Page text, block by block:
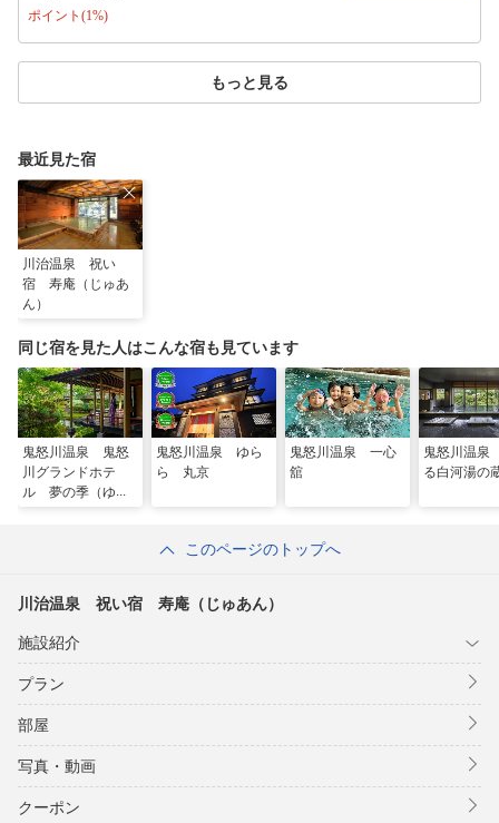
ポイント(1%)
もっと見る
最近見た宿
川治温泉 祝い
宿 寿庵（じゅあ
ん）
同じ宿を見た人はこんな宿も見ています
鬼怒川温泉 鬼怒
川グランドホテ
ル 夢の季（ゆめ
鬼怒川温泉 ゆら
ら 丸京
鬼怒川温泉 一心
舘
鬼怒川温
る白河湯の
このページのトップへ
川治温泉 祝い宿 寿庵（じゅあん）
施設紹介
プラン
部屋
写真・動画
クーポン